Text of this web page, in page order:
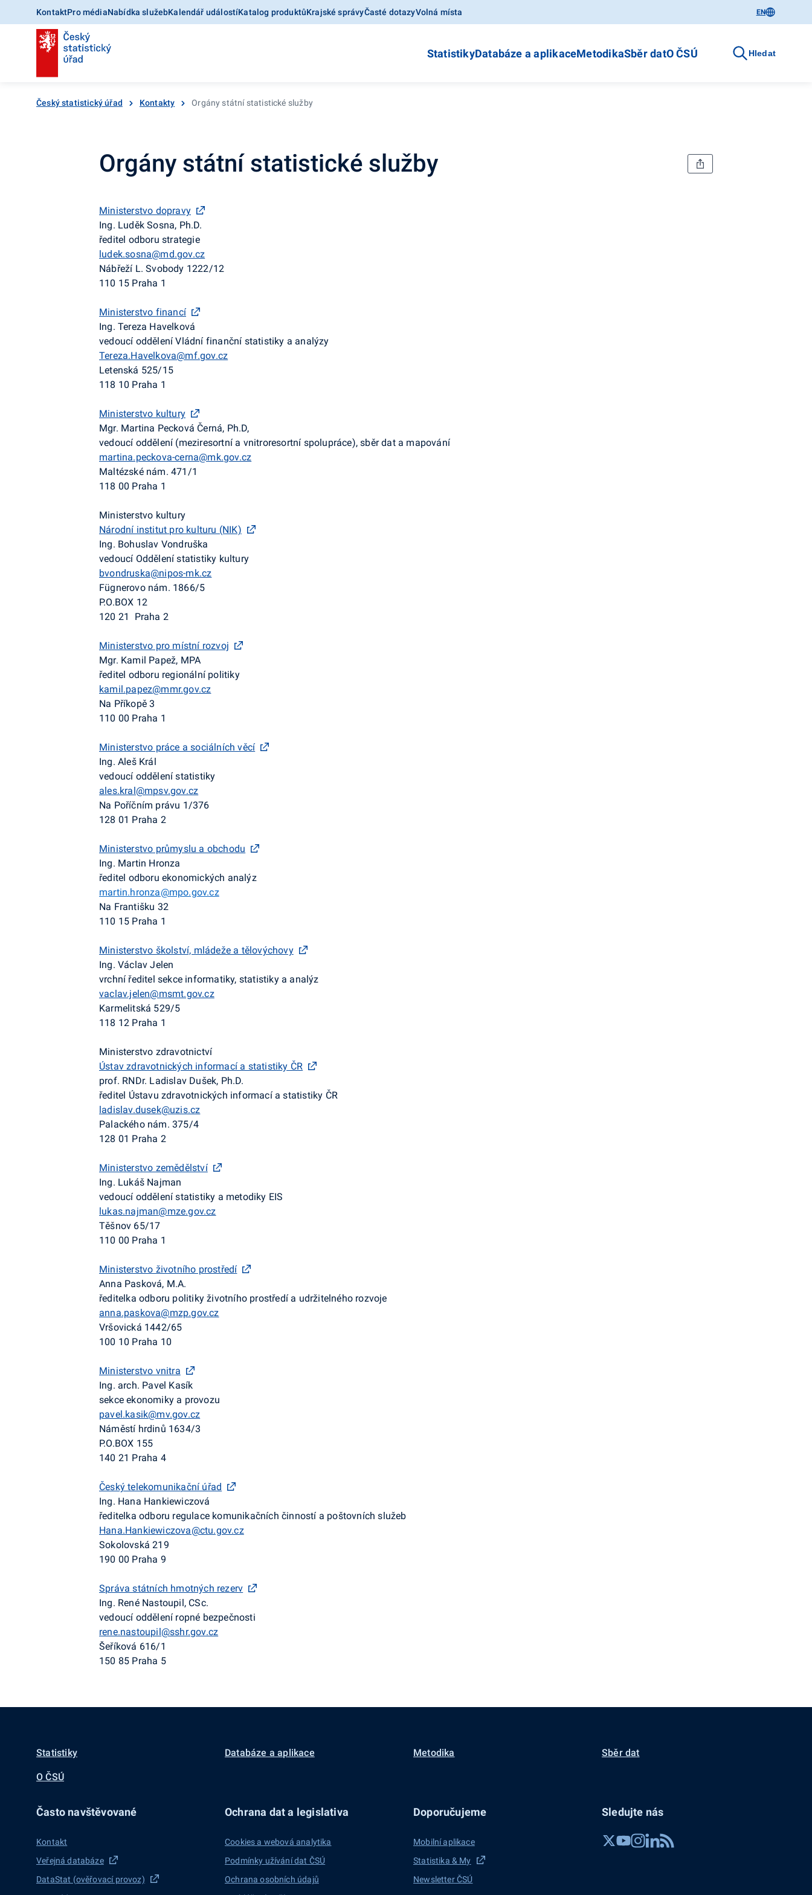
KontaktPro médiaNabídka služebKalendář událostíKatalog produktůKrajské správyČasté dotazyVolná místa EN
StatistikyDatabáze a aplikaceMetodikaSběr datO ČSÚ Hledat
Český statistický úřad Kontakty Orgány státní statistické služby
Orgány státní statistické služby
Ministerstvo dopravy
Ing. Luděk Sosna, Ph.D.
ředitel odboru strategie
ludek.sosna@md.gov.cz
Nábřeží L. Svobody 1222/12
110 15 Praha 1
Ministerstvo financí
Ing. Tereza Havelková
vedoucí oddělení Vládní finanční statistiky a analýzy
Tereza.Havelkova@mf.gov.cz
Letenská 525/15
118 10 Praha 1
Ministerstvo kultury
Mgr. Martina Pecková Černá, Ph.D,
vedoucí oddělení (meziresortní a vnitroresortní spolupráce), sběr dat a mapování
martina.peckova-cerna@mk.gov.cz
Maltézské nám. 471/1
118 00 Praha 1
Ministerstvo kultury
Národní institut pro kulturu (NIK)
Ing. Bohuslav Vondruška
vedoucí Oddělení statistiky kultury
bvondruska@nipos-mk.cz
Fügnerovo nám. 1866/5
P.O.BOX 12
120 21 Praha 2
Ministerstvo pro místní rozvoj
Mgr. Kamil Papež, MPA
ředitel odboru regionální politiky
kamil.papez@mmr.gov.cz
Na Příkopě 3
110 00 Praha 1
Ministerstvo práce a sociálních věcí
Ing. Aleš Král
vedoucí oddělení statistiky
ales.kral@mpsv.gov.cz
Na Poříčním právu 1/376
128 01 Praha 2
Ministerstvo průmyslu a obchodu
Ing. Martin Hronza
ředitel odboru ekonomických analýz
martin.hronza@mpo.gov.cz
Na Františku 32
110 15 Praha 1
Ministerstvo školství, mládeže a tělovýchovy
Ing. Václav Jelen
vrchní ředitel sekce informatiky, statistiky a analýz
vaclav.jelen@msmt.gov.cz
Karmelitská 529/5
118 12 Praha 1
Ministerstvo zdravotnictví
Ústav zdravotnických informací a statistiky ČR
prof. RNDr. Ladislav Dušek, Ph.D.
ředitel Ústavu zdravotnických informací a statistiky ČR
ladislav.dusek@uzis.cz
Palackého nám. 375/4
128 01 Praha 2
Ministerstvo zemědělství
Ing. Lukáš Najman
vedoucí oddělení statistiky a metodiky EIS
lukas.najman@mze.gov.cz
Těšnov 65/17
110 00 Praha 1
Ministerstvo životního prostředí
Anna Pasková, M.A.
ředitelka odboru politiky životního prostředí a udržitelného rozvoje
anna.paskova@mzp.gov.cz
Vršovická 1442/65
100 10 Praha 10
Ministerstvo vnitra
Ing. arch. Pavel Kasík
sekce ekonomiky a provozu
pavel.kasik@mv.gov.cz
Náměstí hrdinů 1634/3
P.O.BOX 155
140 21 Praha 4
Český telekomunikační úřad
Ing. Hana Hankiewiczová
ředitelka odboru regulace komunikačních činností a poštovních služeb
Hana.Hankiewiczova@ctu.gov.cz
Sokolovská 219
190 00 Praha 9
Správa státních hmotných rezerv
Ing. René Nastoupil, CSc.
vedoucí oddělení ropné bezpečnosti
rene.nastoupil@sshr.gov.cz
Šeříková 616/1
150 85 Praha 5
Statistiky Databáze a aplikace Metodika Sběr dat
O ČSÚ
Často navštěvované
Kontakt
Veřejná databáze
DataStat (ověřovací provoz)
Ochrana dat a legislativa
Cookies a webová analytika
Podmínky užívání dat ČSÚ
Ochrana osobních údajů
Doporučujeme
Mobilní aplikace
Statistika & My
Newsletter ČSÚ
Sledujte nás